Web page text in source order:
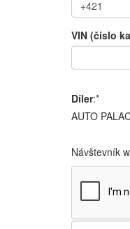
VIN (číslo
Díler:*
AUTO
Návštevník